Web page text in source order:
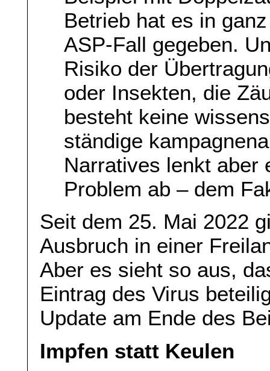
Betrieb hat es in
ASP-Fall gegeben.
Risiko der
oder Insekten, die
besteht keine
ständige
Narratives lenkt aber
Problem ab – dem
Seit dem 25. Mai 2022
Ausbruch in einer
Aber es sieht so aus,
Eintrag des Virus
Update am Ende des
Impfen statt Keulen